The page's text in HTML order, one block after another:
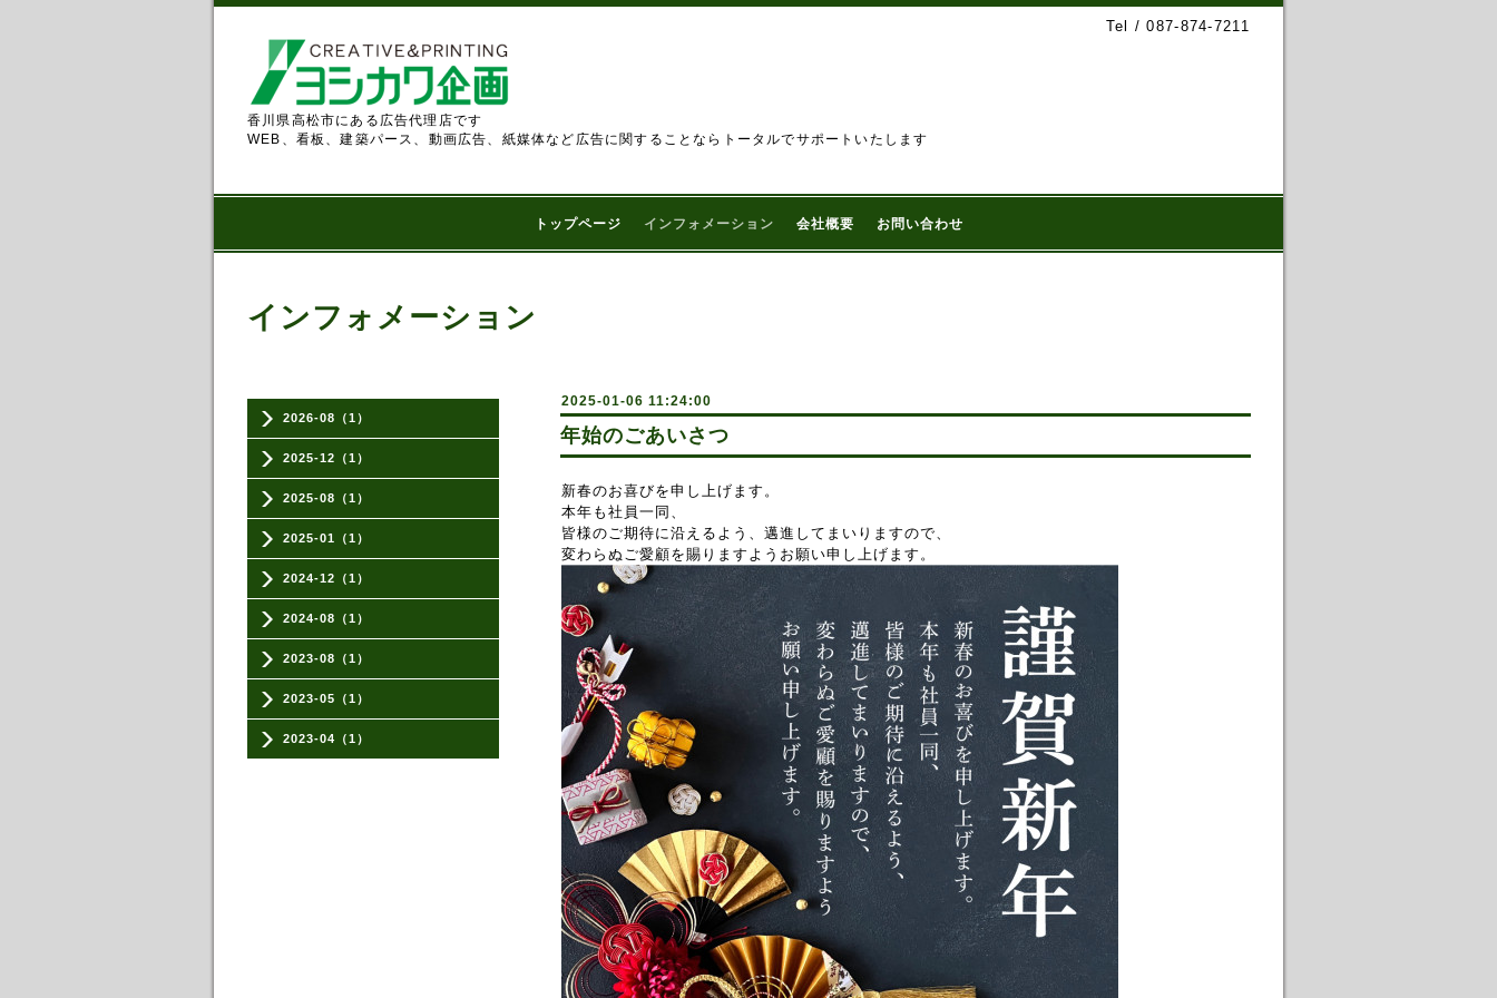
Tel / 087-874-7211
香川県高松市にある広告代理店です
WEB、看板、建築パース、動画広告、紙媒体など広告に関することならトータルでサポートいたします
トップページ インフォメーション 会社概要 お問い合わせ
2026-08（1）
2025-12（1）
2025-08（1）
2025-01（1）
2024-12（1）
2024-08（1）
2023-08（1）
2023-05（1）
2023-04（1）
インフォメーション
2025-01-06 11:24:00
年始のごあいさつ
新春のお喜びを申し上げます。
本年も社員一同、
皆様のご期待に沿えるよう、邁進してまいりますので、
変わらぬご愛顧を賜りますようお願い申し上げます。